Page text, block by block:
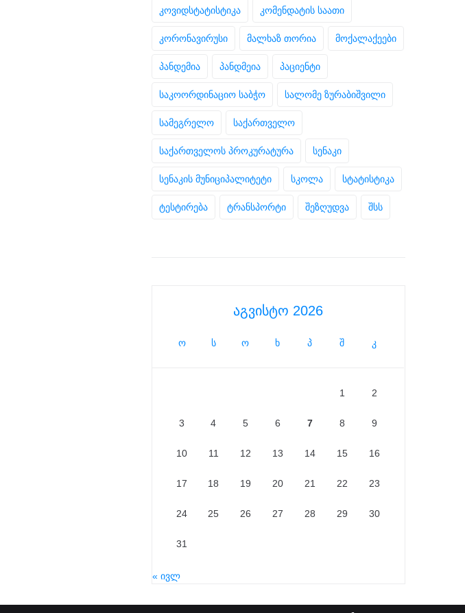
კოვიდსტატისტიკა კომენდატის საათი
კორონავირუსი მალხაზ თორია მოქალაქეები
პანდემია პანდმეია პაციენტი
საკოორდინაციო საბჭო სალომე ზურაბიშვილი
სამეგრელო საქართველო
საქართველოს პროკურატურა სენაკი
სენაკის მუნიციპალიტეტი სკოლა სტატისტიკა
ტესტირება ტრანსპორტი შეზღუდვა შსს
აგვისტო 2026
ო ს ო ხ პ შ კ
1 2
3 4 5 6 7 8 9
10 11 12 13 14 15 16
17 18 19 20 21 22 23
24 25 26 27 28 29 30
31
« ივლ